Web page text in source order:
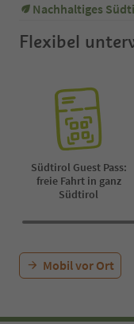
Nachhaltiges
Flexibel
Südtirol Guest Pass:
freie Fahrt in ganz
Südtirol
Mobil vor Ort